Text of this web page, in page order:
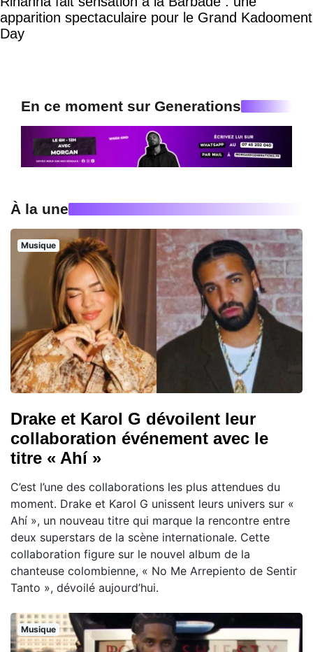
apparition spectaculaire pour le Grand Kadooment
Day
En ce moment sur Generations
À la une
Musique
Drake et Karol G dévoilent leur
collaboration événement avec le
titre « Ahí »
C’est l’une des collaborations les plus attendues du
moment. Drake et Karol G unissent leurs univers sur «
Ahí », un nouveau titre qui marque la rencontre entre
deux superstars de la scène internationale. Cette
collaboration figure sur le nouvel album de la
chanteuse colombienne, « No Me Arrepiento de Sentir
Tanto », dévoilé aujourd’hui.
Musique